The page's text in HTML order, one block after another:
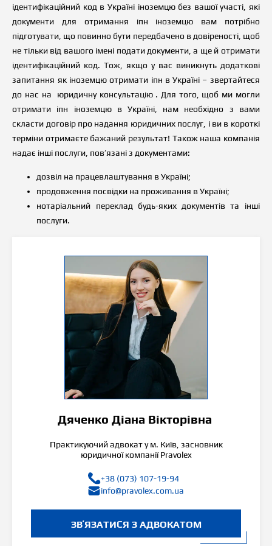
ідентифікаційний код в Україні іноземцю без вашої участі, які
документи для отримання іпн іноземцю вам потрібно
підготувати, що повинно бути передбачено в довіреності, щоб
не тільки від вашого імені подати документи, а ще й отримати
ідентифікаційний код. Тож, якщо у вас виникнуть додаткові
запитання як іноземцю отримати іпн в Україні – звертайтеся
до нас на юридичну консультацію . Для того, щоб ми могли
отримати іпн іноземцю в Україні, нам необхідно з вами
скласти договір про надання юридичних послуг, і ви в короткі
терміни отримаєте бажаний результат! Також наша компанія
надає інші послуги, пов’язані з документами:
дозвіл на працевлаштування в Україні;
продовження посвідки на проживання в Україні;
нотаріальний переклад будь-яких документів та інші
послуги.
Дяченко Діана Вікторівна
Практикуючий адвокат у м. Київ, засновник
юридичної компанії Pravolex
+38 (073) 107-19-94
info@pravolex.com.ua
ЗВʼЯЗАТИСЯ З АДВОКАТОМ